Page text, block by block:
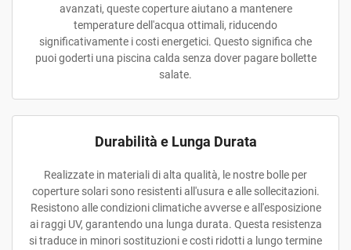
avanzati, queste coperture aiutano a mantenere
temperature dell'acqua ottimali, riducendo
significativamente i costi energetici. Questo significa che
puoi goderti una piscina calda senza dover pagare bollette
salate.
Durabilità e Lunga Durata
Realizzate in materiali di alta qualità, le nostre bolle per
coperture solari sono resistenti all'usura e alle sollecitazioni.
Resistono alle condizioni climatiche avverse e all'esposizione
ai raggi UV, garantendo una lunga durata. Questa resistenza
si traduce in minori sostituzioni e costi ridotti a lungo termine